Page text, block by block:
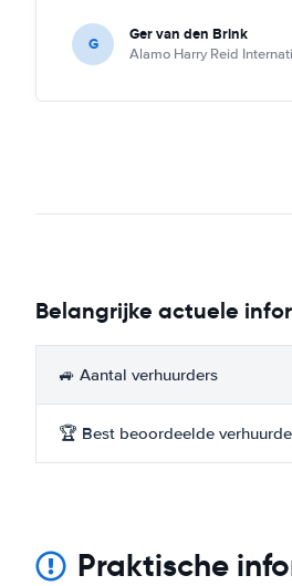
G Ger van den Brink
Alamo Harry Reid
Belangrijke actuele
🚙 Aantal verhuurders
🏆 Best beoordeelde
Praktische